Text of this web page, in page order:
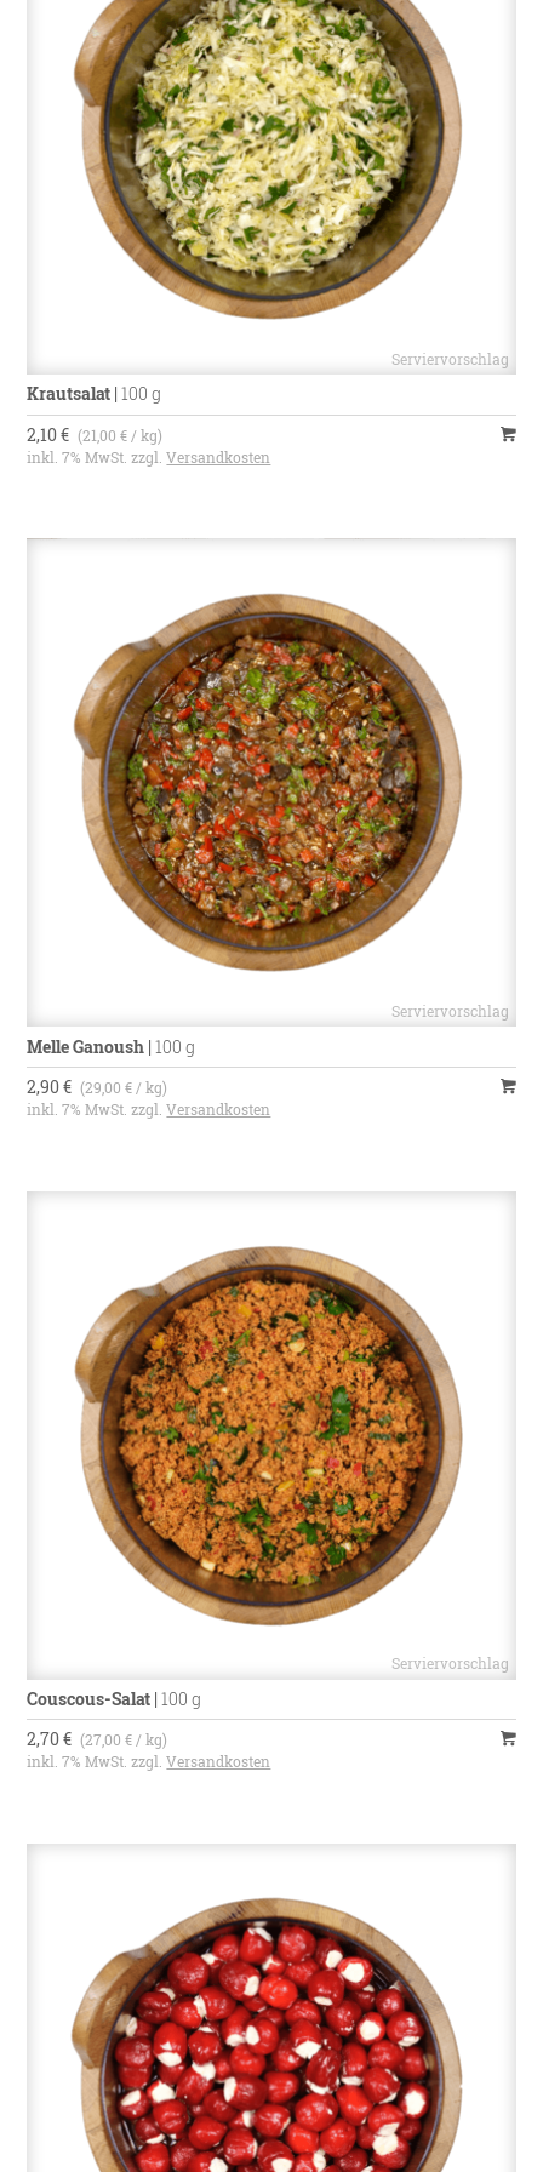
Deutschland
Krautsalat |100 g
2,10 € (21,00 € / kg)
inkl. 7% MwSt. zzgl.Versandkosten
Melle Ganoush |100 g
2,90 € (29,00 € / kg)
inkl. 7% MwSt. zzgl.Versandkosten
Couscous-Salat |100 g
2,70 € (27,00 € / kg)
inkl. 7% MwSt. zzgl.Versandkosten